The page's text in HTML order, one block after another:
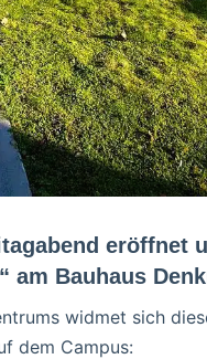
eröffnet
am Bauhaus
widmet sich
dem Campus: